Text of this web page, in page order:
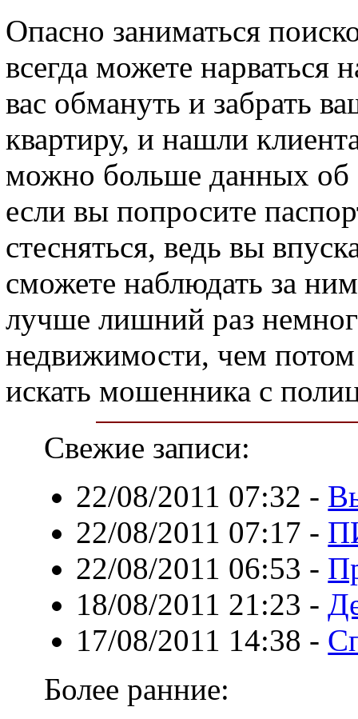
Опасно заниматься
всегда можете
вас обмануть и забрать
квартиру, и нашли
можно больше данных об
если вы попросите
стесняться, ведь вы
сможете наблюдать за
лучше лишний раз
недвижимости, чем потом
искать мошенника с
Свежие записи:
22/08/2011 07:32 -
22/08/2011 07:17 -
22/08/2011 06:53 -
18/08/2011 21:23 -
17/08/2011 14:38 -
Более ранние: